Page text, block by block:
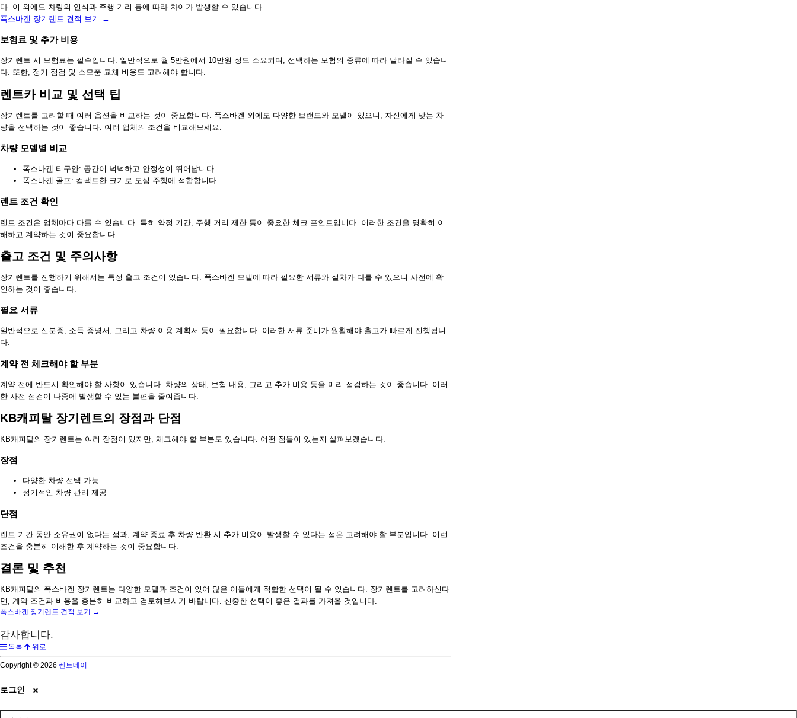
다. 이 외에도 차량의 연식과 주행 거리 등에 따라 차이가 발생할 수 있습니다.
폭스바겐 장기렌트 견적 보기 →
보험료 및 추가 비용
장기렌트 시 보험료는 필수입니다. 일반적으로 월 5만원에서 10만원 정도 소요되며, 선택하는 보험의 종류에 따라 달라질 수 있습니
다. 또한, 정기 점검 및 소모품 교체 비용도 고려해야 합니다.
렌트카 비교 및 선택 팁
장기렌트를 고려할 때 여러 옵션을 비교하는 것이 중요합니다. 폭스바겐 외에도 다양한 브랜드와 모델이 있으니, 자신에게 맞는 차
량을 선택하는 것이 좋습니다. 여러 업체의 조건을 비교해보세요.
차량 모델별 비교
폭스바겐 티구안: 공간이 넉넉하고 안정성이 뛰어납니다.
폭스바겐 골프: 컴팩트한 크기로 도심 주행에 적합합니다.
렌트 조건 확인
렌트 조건은 업체마다 다를 수 있습니다. 특히 약정 기간, 주행 거리 제한 등이 중요한 체크 포인트입니다. 이러한 조건을 명확히 이
해하고 계약하는 것이 중요합니다.
출고 조건 및 주의사항
장기렌트를 진행하기 위해서는 특정 출고 조건이 있습니다. 폭스바겐 모델에 따라 필요한 서류와 절차가 다를 수 있으니 사전에 확
인하는 것이 좋습니다.
필요 서류
일반적으로 신분증, 소득 증명서, 그리고 차량 이용 계획서 등이 필요합니다. 이러한 서류 준비가 원활해야 출고가 빠르게 진행됩니
다.
계약 전 체크해야 할 부분
계약 전에 반드시 확인해야 할 사항이 있습니다. 차량의 상태, 보험 내용, 그리고 추가 비용 등을 미리 점검하는 것이 좋습니다. 이러
한 사전 점검이 나중에 발생할 수 있는 불편을 줄여줍니다.
KB캐피탈 장기렌트의 장점과 단점
KB캐피탈의 장기렌트는 여러 장점이 있지만, 체크해야 할 부분도 있습니다. 어떤 점들이 있는지 살펴보겠습니다.
장점
다양한 차량 선택 가능
정기적인 차량 관리 제공
단점
렌트 기간 동안 소유권이 없다는 점과, 계약 종료 후 차량 반환 시 추가 비용이 발생할 수 있다는 점은 고려해야 할 부분입니다. 이런
조건을 충분히 이해한 후 계약하는 것이 중요합니다.
결론 및 추천
KB캐피탈의 폭스바겐 장기렌트는 다양한 모델과 조건이 있어 많은 이들에게 적합한 선택이 될 수 있습니다. 장기렌트를 고려하신다
면, 계약 조건과 비용을 충분히 비교하고 검토해보시기 바랍니다. 신중한 선택이 좋은 결과를 가져올 것입니다.
폭스바겐 장기렌트 견적 보기 →
감사합니다.
목록 위로
Copyright © 2026 렌트데이
로그인